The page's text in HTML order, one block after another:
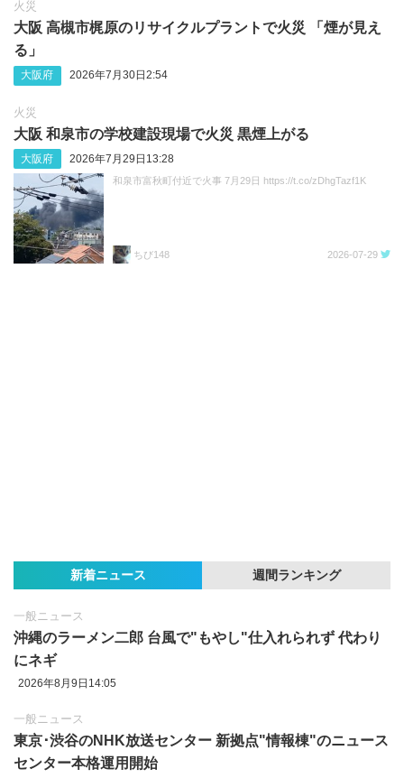
火災
大阪 高槻市梶原のリサイクルプラントで火災 「煙が見え
る」
大阪府 2026年7月30日2:54
火災
大阪 和泉市の学校建設現場で火災 黒煙上がる
大阪府 2026年7月29日13:28
和泉市富秋町付近で火事 7月29日 https://t.co/zDhgTazf1K
ちび148 2026-07-29
新着ニュース 週間ランキング
一般ニュース
沖縄のラーメン二郎 台風で"もやし"仕入れられず 代わり
にネギ
2026年8月9日14:05
一般ニュース
東京‪･‬渋谷のNHK放送センター 新拠点"情報棟"のニュース
センター本格運用開始